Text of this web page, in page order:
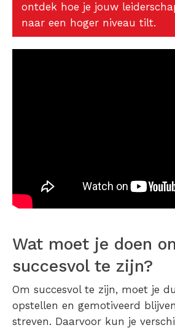
ontdek hoe je jouw
naar een hoger niveau tilt.
Wat moet je doen
succesvol te zijn?
Om succesvol te zijn, moet je
opstellen en gemotiveerd
streven. Daarvoor kun je